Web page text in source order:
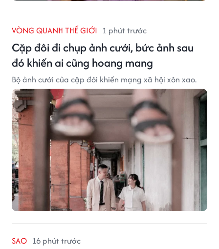
VÒNG QUANH THẾ GIỚI 1 phút trước
Cặp đôi đi chụp ảnh cưới, bức ảnh sau
đó khiến ai cũng hoang mang
Bộ ảnh cưới của cặp đôi khiến mạng xã hội xôn xao.
SAO 16 phút trước